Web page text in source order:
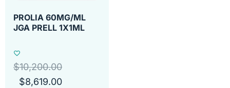
PROLIA 60MG/ML
JGA PRELL 1X1ML
$10,200.00
$8,619.00